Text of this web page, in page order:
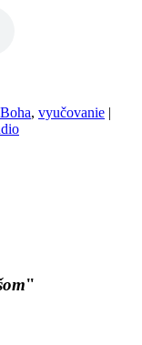
, vyučovanie |
"